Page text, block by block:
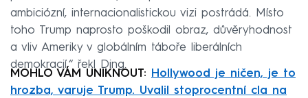
ambiciózní, internacionalistickou vizi postrádá. Místo
toho Trump naprosto poškodil obraz, důvěryhodnost
a vliv Ameriky v globálním táboře liberálních
demokracií,“ řekl Ding.
MOHLO VÁM UNIKNOUT:
Hollywood je ničen, je to
hrozba, varuje Trump. Uvalil stoprocentní cla na